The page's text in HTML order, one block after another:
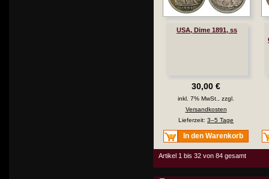
USA, Dime 1891, ss
30,00 €
inkl. 7% MwSt., zzgl.
Versandkosten
Lieferzeit: 3–5 Tage
In den Warenkorb
Artikel 1 bis 32 von 84 gesamt